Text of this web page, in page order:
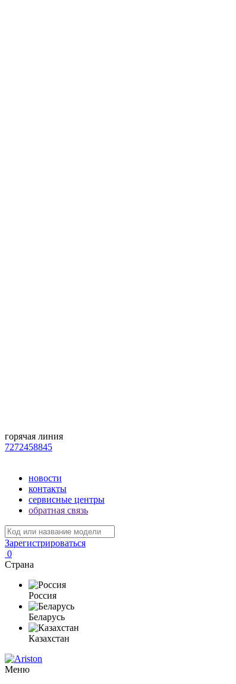
горячая линия
7272458845
новости
контакты
сервисные центры
обратная связь
Зарегистрироваться
0
Страна
Россия
Беларусь
Казахстан
Меню